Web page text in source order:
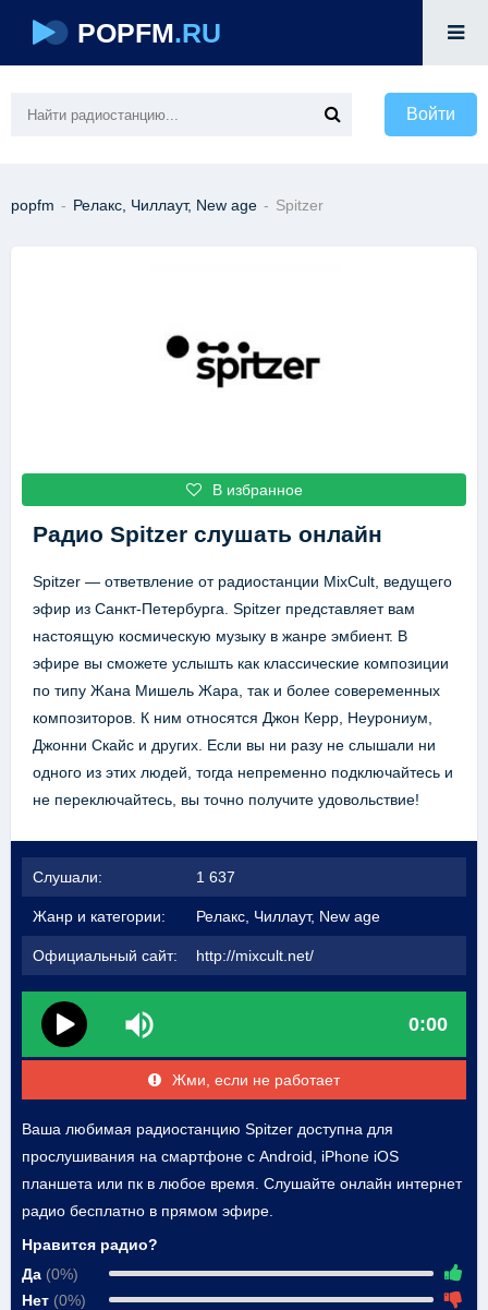
POPFM.RU
Войти
popfm - Релакс, Чиллаут, New age - Spitzer
В избранное
Радио Spitzer слушать онлайн
Spitzer — ответвление от радиостанции MixCult, ведущего
эфир из Санкт-Петербурга. Spitzer представляет вам
настоящую космическую музыку в жанре эмбиент. В
эфире вы сможете услышть как классические композиции
по типу Жана Мишель Жара, так и более совеременных
композиторов. К ним относятся Джон Керр, Неурониум,
Джонни Скайс и других. Если вы ни разу не слышали ни
одного из этих людей, тогда непременно подключайтесь и
не переключайтесь, вы точно получите удовольствие!
Слушали: 1 637
Жанр и категории: Релакс, Чиллаут, New age
Официальный сайт: http://mixcult.net/
0:00
Жми, если не работает
Ваша любимая радиостанцию Spitzer доступна для
прослушивания на смартфоне с Android, iPhone iOS
планшета или пк в любое время. Слушайте онлайн интернет
радио бесплатно в прямом эфире.
Нравится радио?
Да (0%)
Нет (0%)